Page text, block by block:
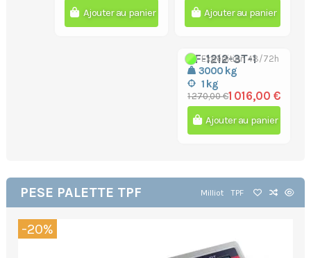
Ajouter au panier Ajouter au panier
TF-1212-3T-1
3000 kg
1 kg
Expédition 48/72h
1 270,00 €1 016,00 €
Ajouter au panier
PESE PALETTE TPF Milliot TPF
-20%